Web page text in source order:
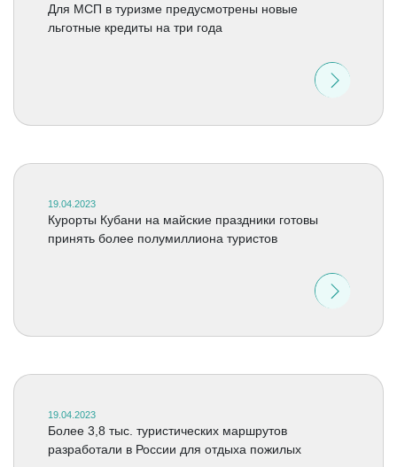
Для МСП в туризме предусмотрены новые
льготные кредиты на три года
19.04.2023
Курорты Кубани на майские праздники готовы
принять более полумиллиона туристов
19.04.2023
Более 3,8 тыс. туристических маршрутов
разработали в России для отдыха пожилых